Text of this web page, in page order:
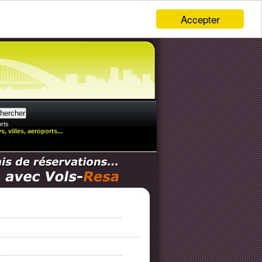
Accepter
villes, aeroports...